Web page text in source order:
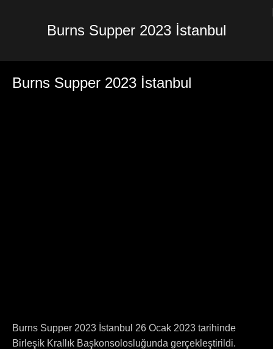
Burns Supper 2023 İstanbul
Burns Supper 2023 İstanbul
Burns Supper 2023 İstanbul 26 Ocak 2023 tarihinde
Birleşik Krallık Başkonsolosluğunda gerçekleştirildi.